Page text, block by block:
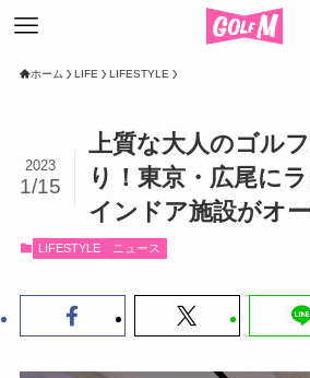
ホーム LIFE LIFESTYLE
上質な大人のゴル
り！東京・広尾に
インドア施設がオ
2023
1/15
LIFESTYLE ニュース